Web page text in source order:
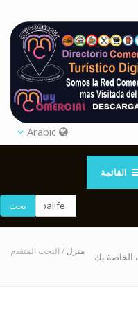
القائمة
بحث
الخاصة بك منزل / البحث المتقدم